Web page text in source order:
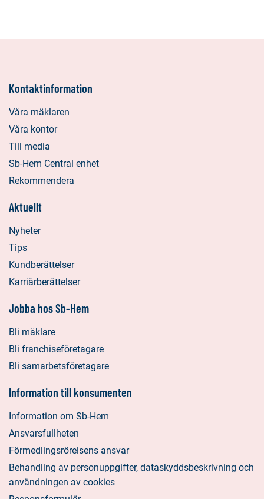
Kontaktinformation
Våra mäklaren
Våra kontor
Till media
Sb-Hem Central enhet
Rekommendera
Aktuellt
Nyheter
Tips
Kundberättelser
Karriärberättelser
Jobba hos Sb-Hem
Bli mäklare
Bli franchiseföretagare
Bli samarbetsföretagare
Information till konsumenten
Information om Sb-Hem
Ansvarsfullheten
Förmedlingsrörelsens ansvar
Behandling av personuppgifter, dataskyddsbeskrivning och
användningen av cookies